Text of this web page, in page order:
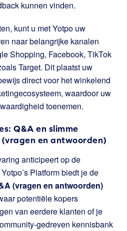
kunnen vinden.
kunt u met Yotpo uw
naar belangrijke kanalen
Shopping, Facebook, TikTok
Target. Dit plaatst uw
direct voor het winkelend
waardoor uw
toenemen.
Q&A en slimme
en antwoorden)
anticipeert op de
Platform biedt je de
(vragen en antwoorden)
potentiële kopers
van eerdere klanten of je
gedreven kennisbank